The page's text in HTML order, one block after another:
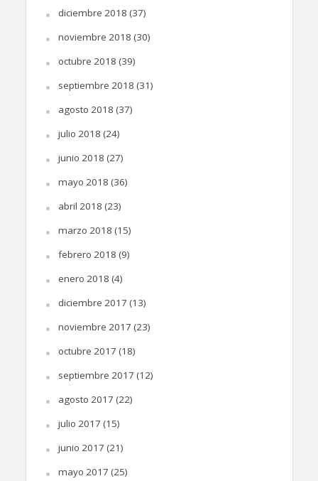
diciembre 2018 (37)
noviembre 2018 (30)
octubre 2018 (39)
septiembre 2018 (31)
agosto 2018 (37)
julio 2018 (24)
junio 2018 (27)
mayo 2018 (36)
abril 2018 (23)
marzo 2018 (15)
febrero 2018 (9)
enero 2018 (4)
diciembre 2017 (13)
noviembre 2017 (23)
octubre 2017 (18)
septiembre 2017 (12)
agosto 2017 (22)
julio 2017 (15)
junio 2017 (21)
mayo 2017 (25)